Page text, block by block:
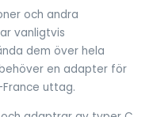
och andra
vanligtvis
dem över hela
en adapter för
uttag.